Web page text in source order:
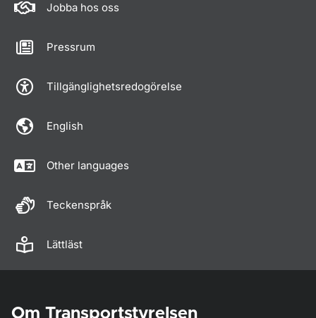
Jobba hos oss
Pressrum
Tillgänglighetsredogörelse
English
Other languages
Teckenspråk
Lättläst
Om Transportstyrelsen